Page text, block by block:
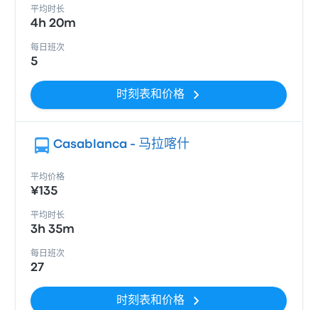
平均时长
4h 20m
每日班次
5
时刻表和价格
Casablanca - 马拉喀什
平均价格
¥135
平均时长
3h 35m
每日班次
27
时刻表和价格